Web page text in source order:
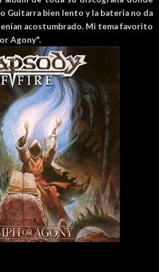
Guitarra bien lento y la bateria no da
acostumbrado. Mi tema favorito
Agony".